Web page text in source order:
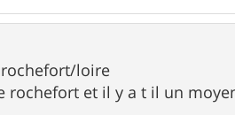
loire
et il y a t il un